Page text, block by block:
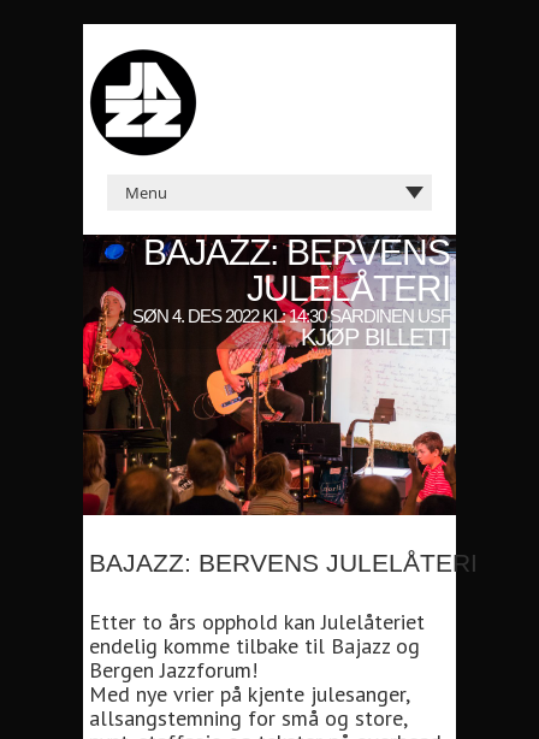
BAJAZZ: BERVENS
JULELÅTERI
SØN 4. DES 2022 KL: 14:30 SARDINEN USF
KJØP BILLETT
BAJAZZ: BERVENS JULELÅTERI
Etter to års opphold kan Julelåteriet
endelig komme tilbake til Bajazz og
Bergen Jazzforum!
Med nye vrier på kjente julesanger,
allsangstemning for små og store,